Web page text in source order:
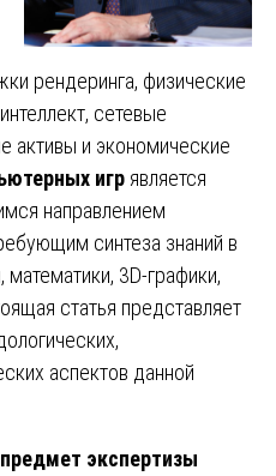
рендеринга, физические
сетевые
активы и экономические
игр является
направлением
синтеза знаний в
3D-графики,
статья представляет
аспектов данной
экспертизы